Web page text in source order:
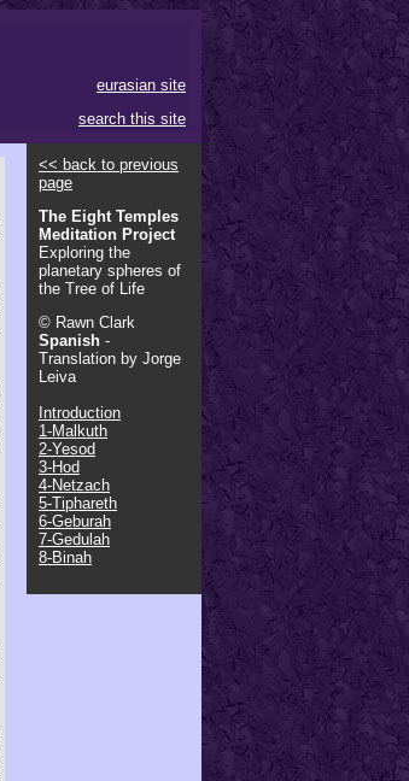
eurasian site
search this site
<< back to previous
page
The Eight Temples
Meditation Project
Exploring the
planetary spheres of
the Tree of Life
© Rawn Clark
Spanish -
Translation by Jorge
Leiva
Introduction
1-Malkuth
2-Yesod
3-Hod
4-Netzach
5-Tiphareth
6-Geburah
7-Gedulah
8-Binah